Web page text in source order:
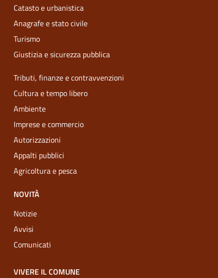
Catasto e urbanistica
Anagrafe e stato civile
Turismo
Giustizia e sicurezza pubblica
Tributi, finanze e contravvenzioni
Cultura e tempo libero
Ambiente
Imprese e commercio
Autorizzazioni
Appalti pubblici
Agricoltura e pesca
NOVITÀ
Notizie
Avvisi
Comunicati
VIVERE IL COMUNE